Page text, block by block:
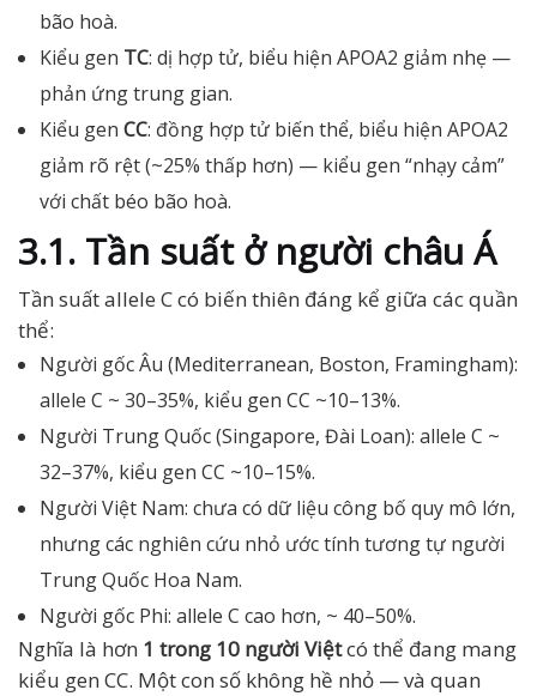
bão hoà.
Kiểu gen TC: dị hợp tử, biểu hiện APOA2 giảm nhẹ —
phản ứng trung gian.
Kiểu gen CC: đồng hợp tử biến thể, biểu hiện APOA2
giảm rõ rệt (~25% thấp hơn) — kiểu gen “nhạy cảm”
với chất béo bão hoà.
3.1. Tần suất ở người châu Á
Tần suất allele C có biến thiên đáng kể giữa các quần
thể:
Người gốc Âu (Mediterranean, Boston, Framingham):
allele C ~ 30–35%, kiểu gen CC ~10–13%.
Người Trung Quốc (Singapore, Đài Loan): allele C ~
32–37%, kiểu gen CC ~10–15%.
Người Việt Nam: chưa có dữ liệu công bố quy mô lớn,
nhưng các nghiên cứu nhỏ ước tính tương tự người
Trung Quốc Hoa Nam.
Người gốc Phi: allele C cao hơn, ~ 40–50%.
Nghĩa là hơn 1 trong 10 người Việtcó thể đang mang
kiểu gen CC. Một con số không hề nhỏ — và quan